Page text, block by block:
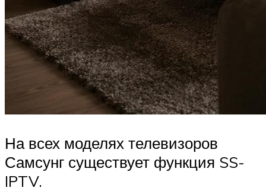
На всех моделях телевизоров
Самсунг существует функция SS-
IPTV.